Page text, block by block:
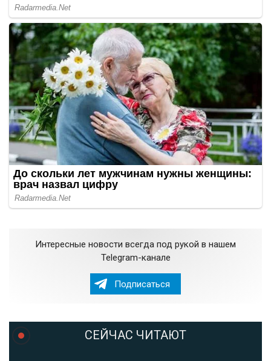
Интересные новости всегда под рукой в нашем
Telegram-канале
Подписаться
СЕЙЧАС ЧИТАЮТ